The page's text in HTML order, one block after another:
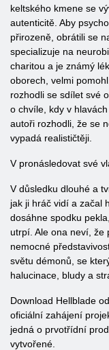
keltského kmene se
autenticitě. Aby
přirozeně, obrátili se
specializuje na
charitou a je známý
oborech, velmi
rozhodli se sdílet své
o chvíle, kdy v
autoři rozhodli, že se
vypadá realističtěji.
V pronásledovat své
V důsledku dlouhé a
jak ji hráč vidí a začal
dosáhne spodku
utrpí. Ale ona neví, že
nemocné
světu démonů, se
halucinace, bludy a
Download Hellblade
oficiální zahájení
jedná o prvotřídní
vytvořené.